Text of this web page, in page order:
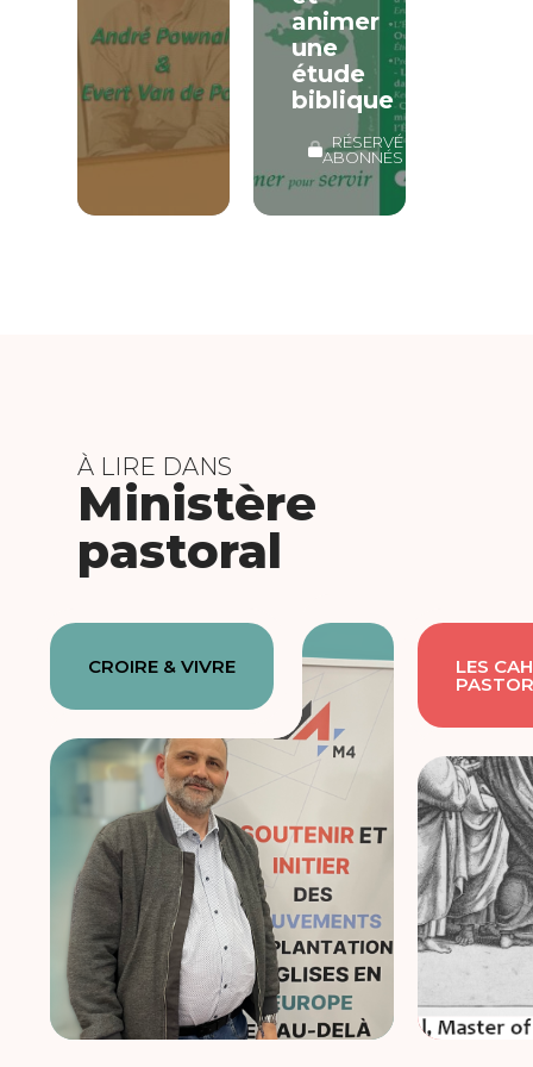
animer
une
étude
biblique
RÉSERVÉ
ABONNÉS
À LIRE DANS
Ministère
pastoral
CROIRE & VIVRE LES